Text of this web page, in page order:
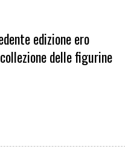
edizione ero
delle figurine